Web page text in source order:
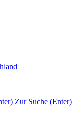
Zur Suche (Enter)